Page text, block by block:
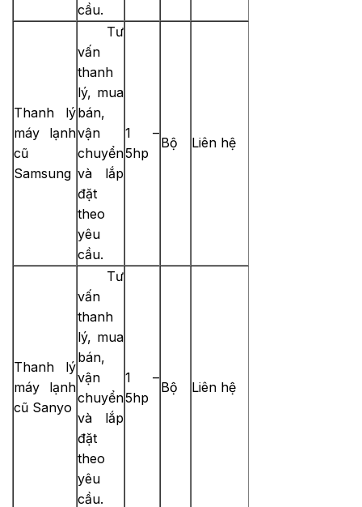
cầu.
Thanh lý
máy lạnh
cũ
Samsung
Tư
vấn
thanh
lý, mua
bán,
vận
chuyển
và lắp
đặt
theo
yêu
cầu.
1 –
5hp
Bộ Liên hệ
Thanh lý
máy lạnh
cũ Sanyo
Tư
vấn
thanh
lý, mua
bán,
vận
chuyển
và lắp
đặt
theo
yêu
cầu.
1 –
5hp
Bộ Liên hệ